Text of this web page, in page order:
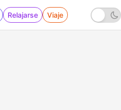
Relajarse Viaje